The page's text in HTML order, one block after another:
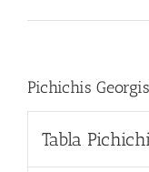
Pichichis Georgis
Tabla